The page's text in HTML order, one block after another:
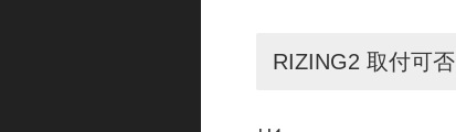
RIZING2 取付可否